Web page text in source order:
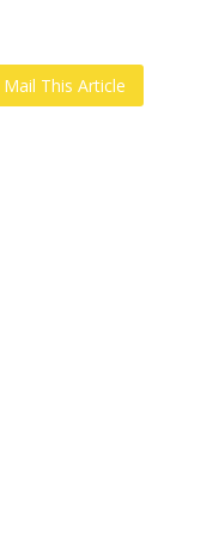
Mail This Article